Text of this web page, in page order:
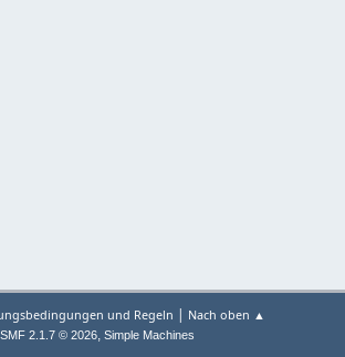
und Regeln | Nach oben ▲
SMF 2.1.7 © 2026, Simple Machines